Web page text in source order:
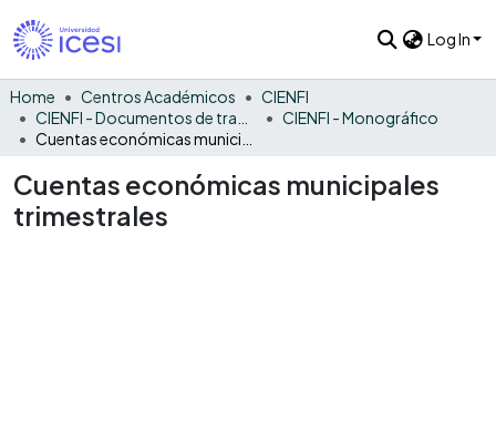
Log In
Home Centros Académicos
CIENFI
CIENFI - Monográfico
Cuentas económicas municipales
trimestrales